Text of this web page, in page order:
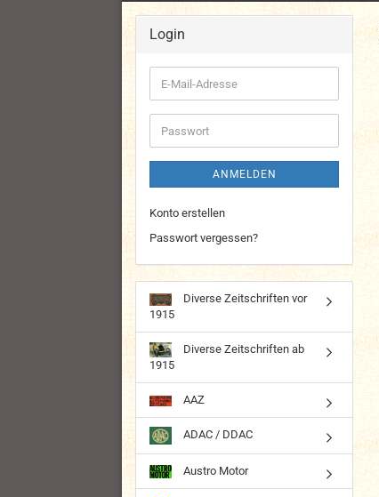
Login
E-
Mail-
Adresse
Passwort
ANMELDEN
Konto erstellen
Passwort vergessen?
Diverse Zeitschriften vor
1915
Diverse Zeitschriften ab
1915
AAZ
ADAC / DDAC
Austro Motor